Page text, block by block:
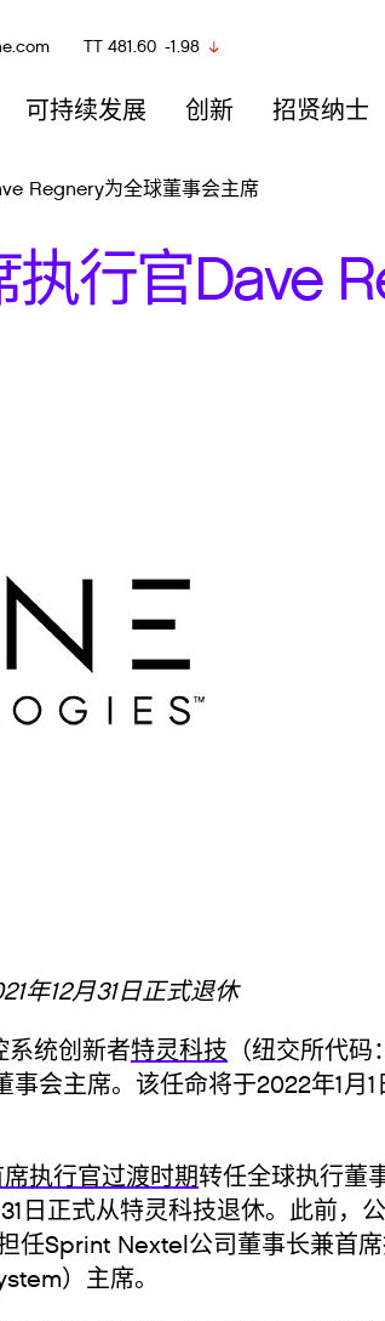
可持续发展 创新 招贤纳士
TT 481.60 -1.98
Regnery为全球董事会主席
行官Dave
年12月31日正式退休
系统创新者特灵科技 （纽交所代码
会主席。该任命将于2022年1月1
席执行官过渡时期转任全球执行董
日正式从特灵科技退休。此前，
任Sprint Nextel公司董事长兼首
）主席。